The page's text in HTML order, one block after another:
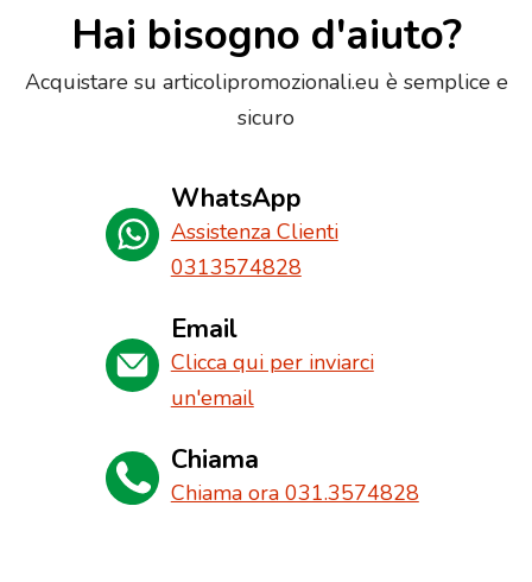
Hai bisogno d'aiuto?
Acquistare su articolipromozionali.eu è semplice e
sicuro
WhatsApp
Assistenza Clienti
0313574828
Email
Clicca qui per inviarci
un'email
Chiama
Chiama ora 031.3574828